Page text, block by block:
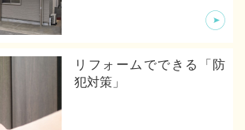
リフォームでできる「防
犯対策」